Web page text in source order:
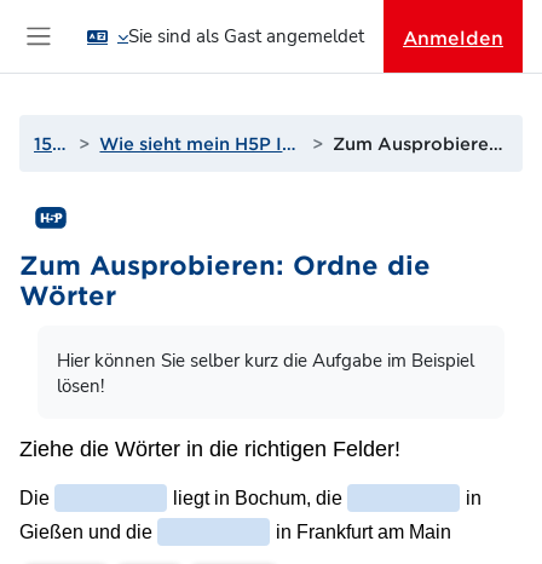
Sie sind als Gast angemeldet Anmelden
15. H5P Wie sieht mein H5P Inhalt nun im Kurs aus? Zum Ausprobieren: Ordne die Wörter
Zum Ausprobieren: Ordne die
Wörter
Hier können Sie selber kurz die Aufgabe im Beispiel
lösen!